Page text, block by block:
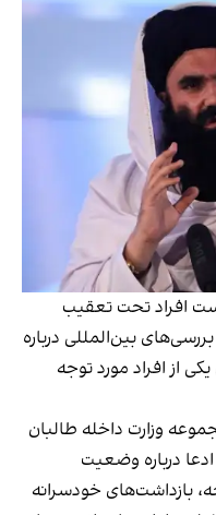
افراد تحت تعقیب
بین‌المللی درباره
از افراد مورد توجه
وزارت داخله طالبان
درباره وضعیت
بازداشت‌های خودسرانه